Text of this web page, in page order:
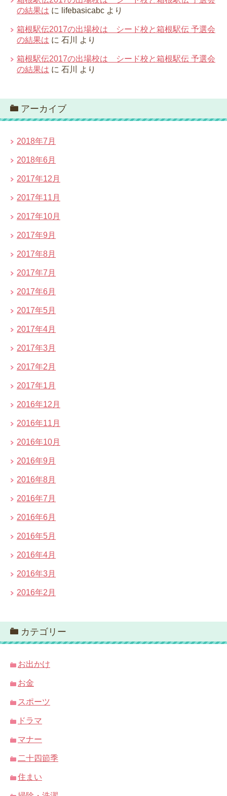
の結果は に lifebasicabc より
箱根駅伝2017の出場校は シード校と箱根駅伝 予選会
の結果は に 石川 より
箱根駅伝2017の出場校は シード校と箱根駅伝 予選会
の結果は に 石川 より
アーカイブ
2018年7月
2018年6月
2017年12月
2017年11月
2017年10月
2017年9月
2017年8月
2017年7月
2017年6月
2017年5月
2017年4月
2017年3月
2017年2月
2017年1月
2016年12月
2016年11月
2016年10月
2016年9月
2016年8月
2016年7月
2016年6月
2016年5月
2016年4月
2016年3月
2016年2月
カテゴリー
お出かけ
お金
スポーツ
ドラマ
マナー
二十四節季
住まい